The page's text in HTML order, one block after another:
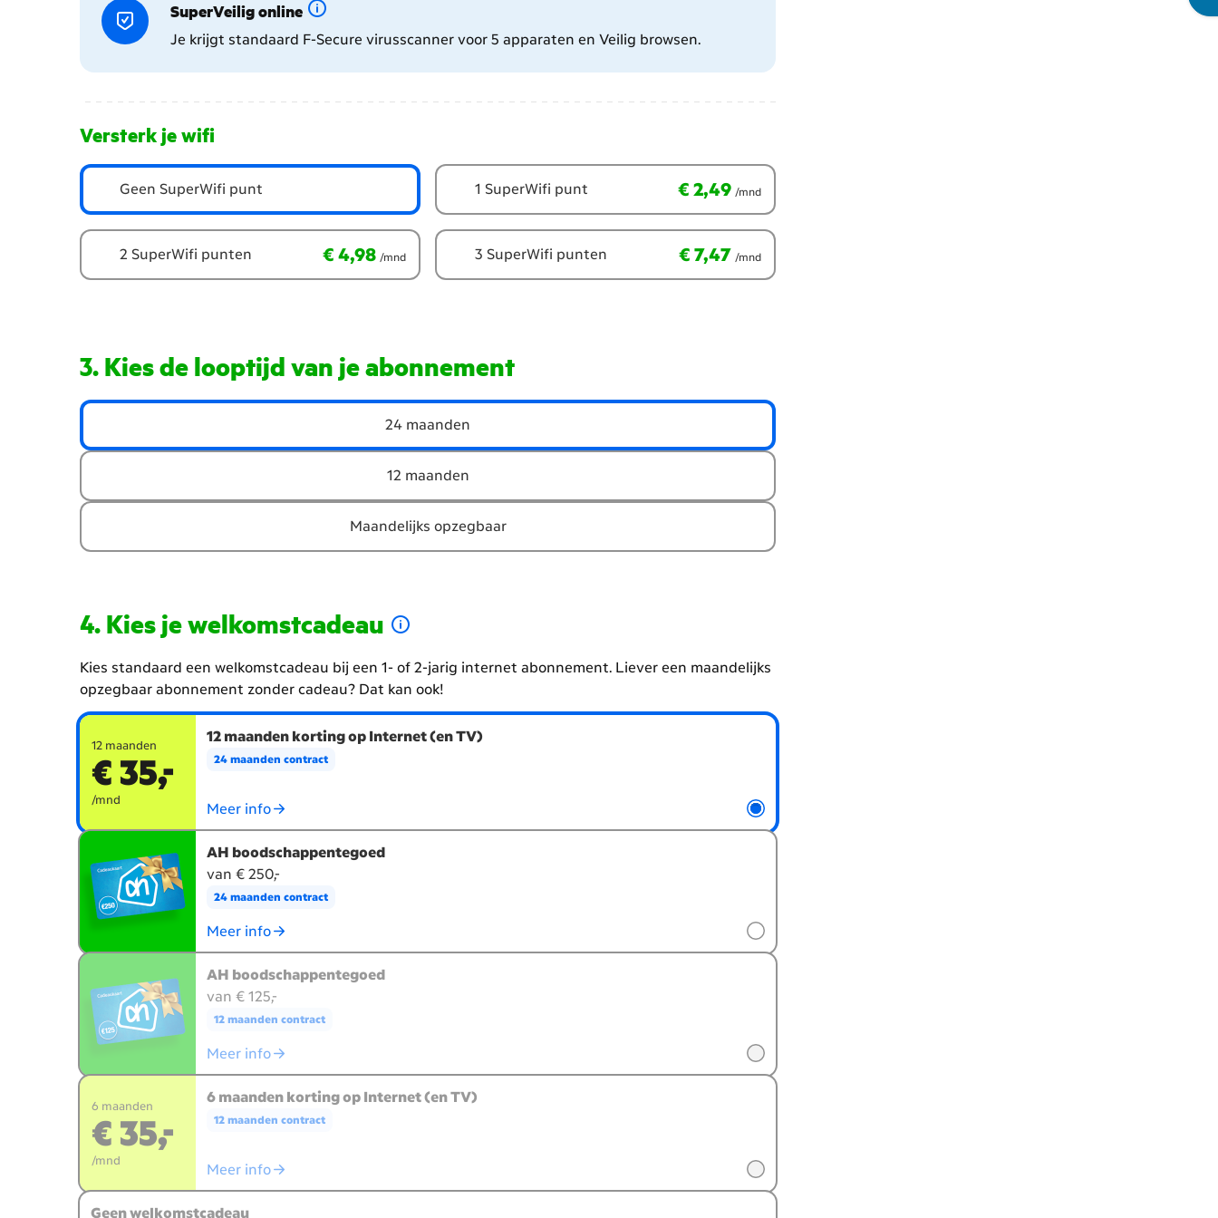
SuperVeilig online
Je krijgt standaard F-Secure virusscanner voor 5 apparaten en Veilig browsen.
Versterk je wifi
Geen SuperWifi punt 1 SuperWifi punt € 2,49
€ 2,49
per maand/mnd
2 SuperWifi punten € 4,98
€ 4,98
per maand/mnd 3 SuperWifi punten € 7,47
€ 7,47
per maand/mnd
Kies de looptijd van je abonnement
Kies
looptijd
je
24 maanden
12 maanden
Maandelijks opzegbaar
Kies je welkomstcadeau
Kies standaard een welkomstcadeau bij een 1- of 2-jarig internet abonnement. Liever een maandelijks
opzegbaar abonnement zonder cadeau? Dat kan ook!
Kies
welkomstcadeau
12 maanden
€ 35,-
/mnd
12 maanden korting op Internet (en TV)
24 maanden contract
Meer info
AH boodschappentegoed
van € 250,-
24 maanden contract
Meer info
AH boodschappentegoed
van € 125,-
12 maanden contract
Meer info
6 maanden
€ 35,-
/mnd
6 maanden korting op Internet (en TV)
12 maanden contract
Meer info
Geen welkomstcadeau